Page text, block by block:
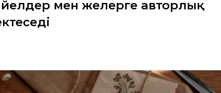
мен әжелерге авторлық